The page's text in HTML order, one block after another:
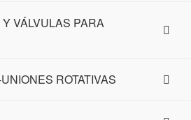
VÁLVULAS PARA
ROTATIVAS